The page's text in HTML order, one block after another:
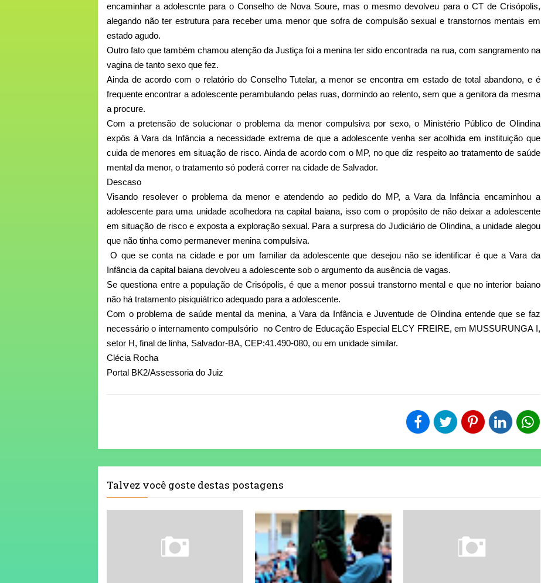
encaminhar a adolescnte para o Conselho de Nova Soure, mas o mesmo devolveu para o CT de Crisópolis,
alegando não ter estrutura para receber uma menor que sofra de compulsão sexual e transtornos mentais em
estado agudo.
Outro fato que também chamou atenção da Justiça foi a menina ter sido encontrada na rua, com sangramento na
vagina de tanto sexo que fez.
Ainda de acordo com o relatório do Conselho Tutelar, a menor se encontra em estado de total abandono, e é
frequente encontrar a adolescente perambulando pelas ruas, dormindo ao relento, sem que a genitora da mesma
a procure.
Com a pretensão de solucionar o problema da menor compulsiva por sexo, o Ministério Público de Olindina
expôs á Vara da Infância a necessidade extrema de que a adolescente venha ser acolhida em instituição que
cuida de menores em situação de risco. Ainda de acordo com o MP, no que diz respeito ao tratamento de saúde
mental da menor, o tratamento só poderá correr na cidade de Salvador.
Descaso
Visando resolever o problema da menor e atendendo ao pedido do MP, a Vara da Infância encaminhou a
adolescente para uma unidade acolhedora na capital baiana, isso com o propósito de não deixar a adolescente
em situação de risco e exposta a exploração sexual. Para a surpresa do Judiciário de Olindina, a unidade alegou
que não tinha como permanever menina compulsiva.
O que se conta na cidade e por um familiar da adolescente que desejou não se identificar é que a Vara da
Infância da capital baiana devolveu a adolescente sob o argumento da ausência de vagas.
Se questiona entre a população de Crisópolis, é que a menor possui transtorno mental e que no interior baiano
não há tratamento pisiquiátrico adequado para a adolescente.
Com o problema de saúde mental da menina, a Vara da Infância e Juventude de Olindina entende que se faz
necessário o internamento compulsório no Centro de Educação Especial ELCY FREIRE, em MUSSURUNGA I,
setor H, final de linha, Salvador-BA, CEP:41.490-080, ou em unidade similar.
Clécia Rocha
Portal BK2/Assessoria do Juiz
Talvez você goste destas postagens